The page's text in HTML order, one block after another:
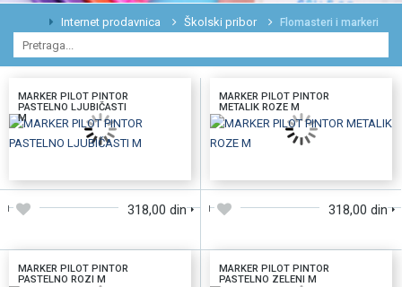
Internet prodavnica Školski pribor Flomasteri i markeri
MARKER PILOT PINTOR
PASTELNO LJUBIČASTI
M
318,00 din
MARKER PILOT PINTOR
METALIK ROZE M
318,00 din
MARKER PILOT PINTOR
PASTELNO ROZI M
MARKER PILOT PINTOR
PASTELNO ZELENI M